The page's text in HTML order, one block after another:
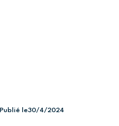
Publié le30/4/2024